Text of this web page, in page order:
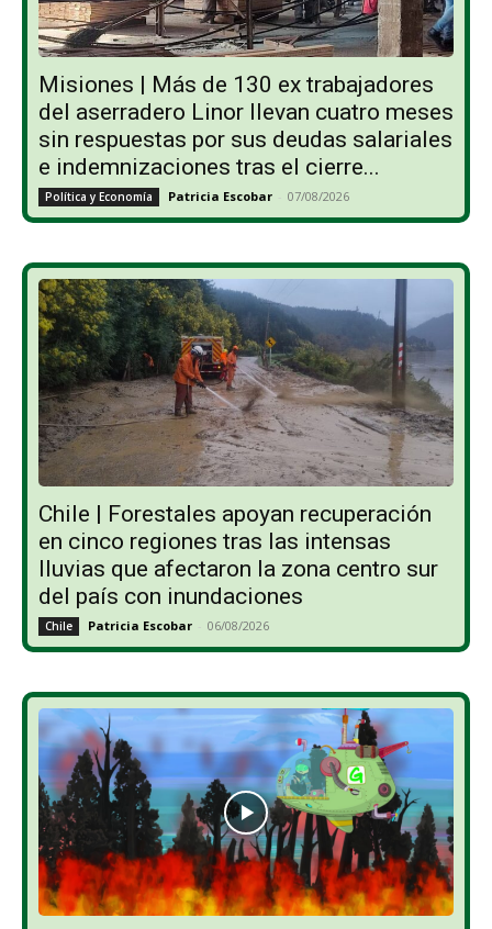
Misiones | Más de 130 ex trabajadores
del aserradero Linor llevan cuatro meses
sin respuestas por sus deudas salariales
e indemnizaciones tras el cierre...
Política y Economía Patricia Escobar - 07/08/2026
Chile | Forestales apoyan recuperación
en cinco regiones tras las intensas
lluvias que afectaron la zona centro sur
del país con inundaciones
Chile Patricia Escobar - 06/08/2026